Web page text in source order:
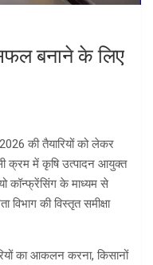
बनाने के लिए
की तैयारियों को लेकर
क्रम में कृषि उत्पादन आयुक्त
कॉन्फ्रेंसिंग के माध्यम से
विभाग की विस्तृत समीक्षा
का आकलन करना, किसानों